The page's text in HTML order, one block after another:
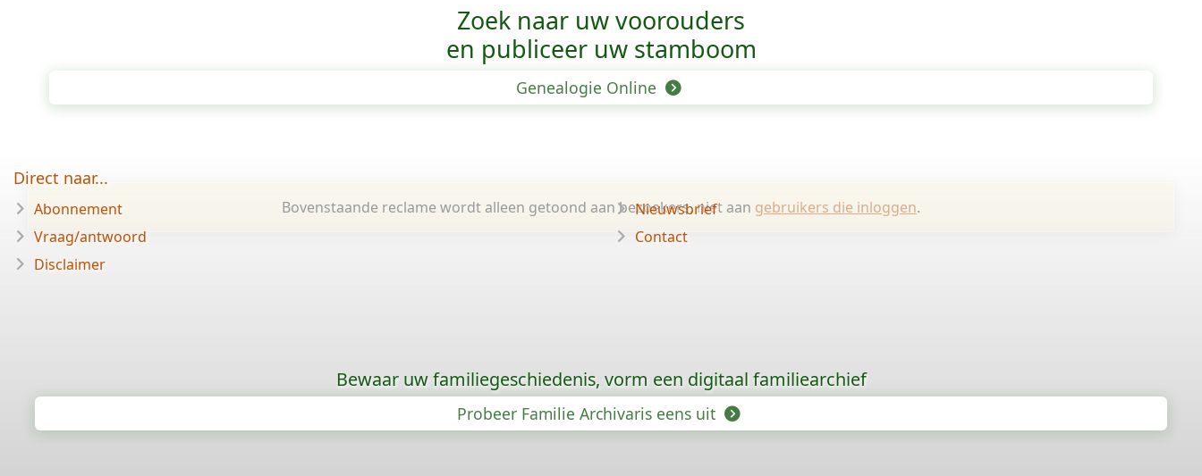
Zoek naar uw voorouders
en publiceer uw stamboom
Genealogie Online
Bovenstaande reclame wordt alleen getoond aan bezoekers, niet aan gebruikers die inloggen.
Direct naar...
Abonnement
Vraag/antwoord
Disclaimer
Nieuwsbrief
Contact
Bewaar uw familiegeschiedenis, vorm een digitaal familiearchief
Probeer Familie Archivaris eens uit